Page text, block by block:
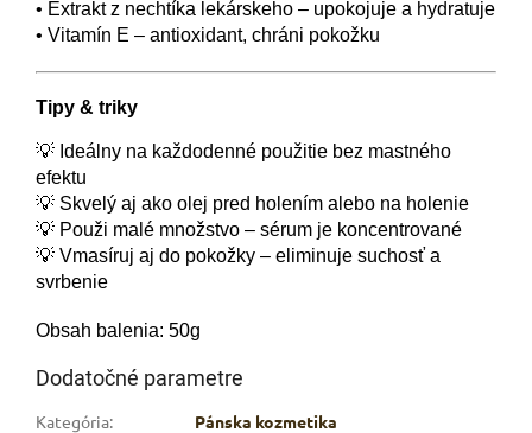
• Extrakt z nechtíka lekárskeho – upokojuje a hydratuje
• Vitamín E – antioxidant, chráni pokožku
Tipy & triky
💡 Ideálny na každodenné použitie bez mastného
efektu
💡 Skvelý aj ako olej pred holením alebo na holenie
💡 Použi malé množstvo – sérum je koncentrované
💡 Vmasíruj aj do pokožky – eliminuje suchosť a
svrbenie
Obsah balenia: 50g
Dodatočné parametre
Kategória:
Pánska kozmetika